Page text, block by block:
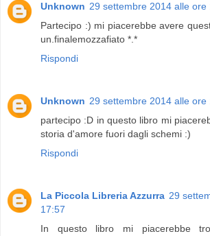
Unknown 29 settembre 2014 alle ore
Partecipo :) mi piacerebbe avere
un.finalemozzafiato *.*
Rispondi
Unknown 29 settembre 2014 alle ore
partecipo :D in questo libro mi
storia d'amore fuori dagli schemi :)
Rispondi
La Piccola Libreria Azzurra 29
17:57
In questo libro mi piacerebbe